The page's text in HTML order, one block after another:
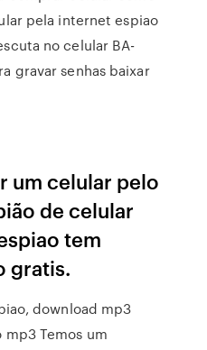
pela internet espiao
no celular BA-
gravar senhas baixar
um celular pelo
de celular
tem
gratis.
download mp3
Temos um